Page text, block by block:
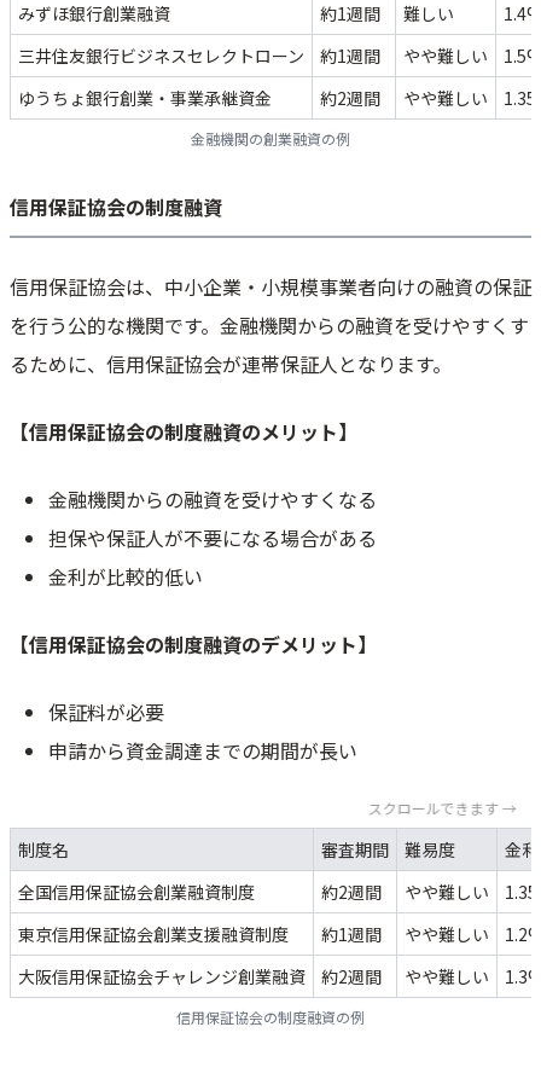
みずほ銀行創業融資
約1週間 難しい
三井住友銀行ビジネスセレクトローン
約1週間 やや難しい
ゆうちょ銀行創業・事業承継資金
約2週間 やや難しい
金融機関の創業融資の例
信用保証協会の制度融資
信用保証協会は、中小企業・小規模事業者向けの融資の保証
を行う公的な機関です。金融機関からの融資を受けやすくす
るために、信用保証協会が連帯保証人となります。
【信用保証協会の制度融資のメリット】
金融機関からの融資を受けやすくなる
担保や保証人が不要になる場合がある
金利が比較的低い
【信用保証協会の制度融資のデメリット】
保証料が必要
申請から資金調達までの期間が長い
スクロールできます →
制度名 審査期間 難易度
金利
全国信用保証協会創業融資制度
約2週間 やや難しい
東京信用保証協会創業支援融資制度
約1週間 やや難しい
大阪信用保証協会チャレンジ創業融資
約2週間 やや難しい
信用保証協会の制度融資の例